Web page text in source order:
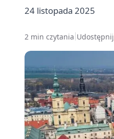
24 listopada 2025
2 min czytania Udostępnij